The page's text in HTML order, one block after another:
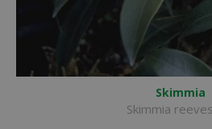
Skimmia
Skimmia